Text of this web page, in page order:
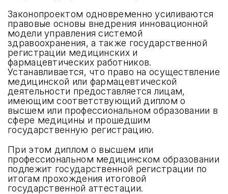
Законопроектом одновременно усиливаются
правовые основы внедрения инновационной
модели управления системой
здравоохранения, а также государственной
регистрации медицинских и
фармацевтических работников.
Устанавливается, что право на осуществление
медицинской или фармацевтической
деятельности предоставляется лицам,
имеющим соответствующий диплом о
высшем или профессиональном образовании в
сфере медицины и прошедшим
государственную регистрацию.
При этом диплом о высшем или
профессиональном медицинском образовании
подлежит государственной регистрации по
итогам прохождения итоговой
государственной аттестации.